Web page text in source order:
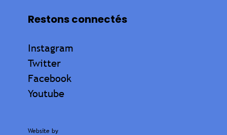
Restons connectés
Instagram
Twitter
Facebook
Youtube
Website by